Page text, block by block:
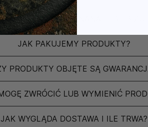
radość w
i straty.
zmiany
mogą być
nie są w
METALU WYKONANA JEST
JAK PAKUJEMY PRODUKTY?
PRODUKTY OBJĘTE SĄ
ZWRÓCIĆ LUB WYMIENIĆ
JAK WYGLĄDA DOSTAWA I ILE TRWA?